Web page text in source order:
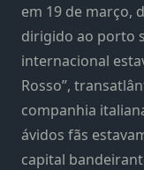
em 19 de março,
dirigido ao porto
internacional
Rosso”,
companhia
ávidos fãs
capital